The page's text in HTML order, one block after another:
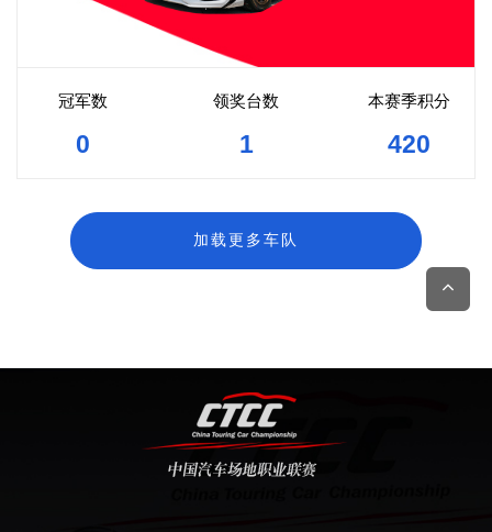
冠军数
0
领奖台数
1
本赛季积分
420
加载更多车队